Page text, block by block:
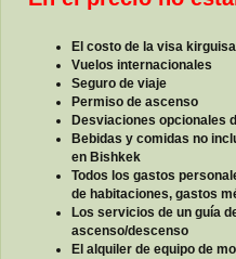
El costo de la visa kirguisa
Vuelos internacionales
Seguro de viaje
Permiso de ascenso
Desviaciones opcionales
Bebidas y comidas no
en Bishkek
Todos los gastos
de habitaciones, gastos
Los servicios de un guía
ascenso/descenso
El alquiler de equipo de